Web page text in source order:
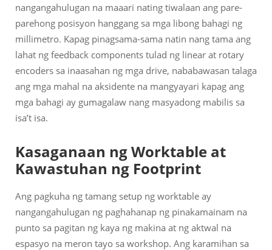
nangangahulugan na maaari nating tiwalaan ang pare-
parehong posisyon hanggang sa mga libong bahagi ng
millimetro. Kapag pinagsama-sama natin nang tama ang
lahat ng feedback components tulad ng linear at rotary
encoders sa inaasahan ng mga drive, nababawasan talaga
ang mga mahal na aksidente na mangyayari kapag ang
mga bahagi ay gumagalaw nang masyadong mabilis sa
isa’t isa.
Kasaganaan ng Worktable at
Kawastuhan ng Footprint
Ang pagkuha ng tamang setup ng worktable ay
nangangahulugan ng paghahanap ng pinakamainam na
punto sa pagitan ng kaya ng makina at ng aktwal na
espasyo na meron tayo sa workshop. Ang karamihan sa